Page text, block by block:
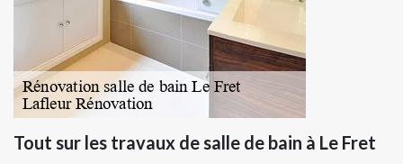
Tout sur les travaux de salle de bain à Le Fret